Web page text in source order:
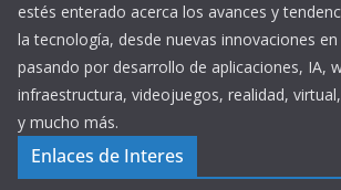
estés enterado acerca los avances y
la tecnología, desde nuevas innovaciones
pasando por desarrollo de aplicaciones, IA,
infraestructura, videojuegos, realidad,
y mucho más.
Enlaces de Interes